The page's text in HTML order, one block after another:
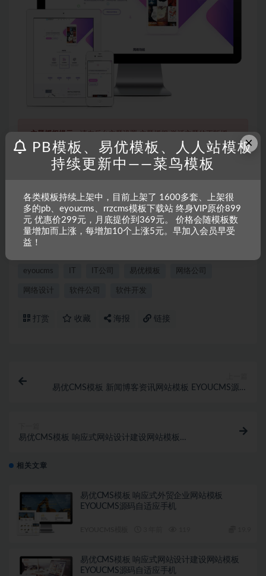
主题授权提示：请在后台主题设置-主题授权-激活主题的正版授
权，授权购买： RiTheme官网
声明： 本站所有文章，如无特殊说明或标注，均为本站原创发
布。任何个人或组织，在未征得本站同意时，禁止复制、盗用、
采集、发布本站内容到任何网站、书籍等各类媒体平台。如若本
站内容侵犯了原著者的合法权益，可联系我们进行处理。
eyoucms IT公司 易优模板 网络公司
网络设计 软件公司 软件开发
打赏 收藏 海报 链接
易优CMS模板 新闻博客资讯网站模板 EYOUCMS源码
易优CMS模板 响应式网站设计建设网站模板
相关文章
易优CMS模板 响应式外贸企业网站模板
EYOUCMS源码自适应手机
易优CMS模板 响应式网站设计建设网站模板
EYOUCMS源码自适应手机
×
PB模板、易优模板、人人站模板
持续更新中——菜鸟模板
各类模板持续上架中，目前上架了 1600多套、上架很
多的pb、eyoucms、rrzcms模板下载站 终身VIP原价899
元 优惠价299元，月底提价到369元。 价格会随模板数
量增加而上涨，每增加10个上涨5元。早加入会员早受
益！